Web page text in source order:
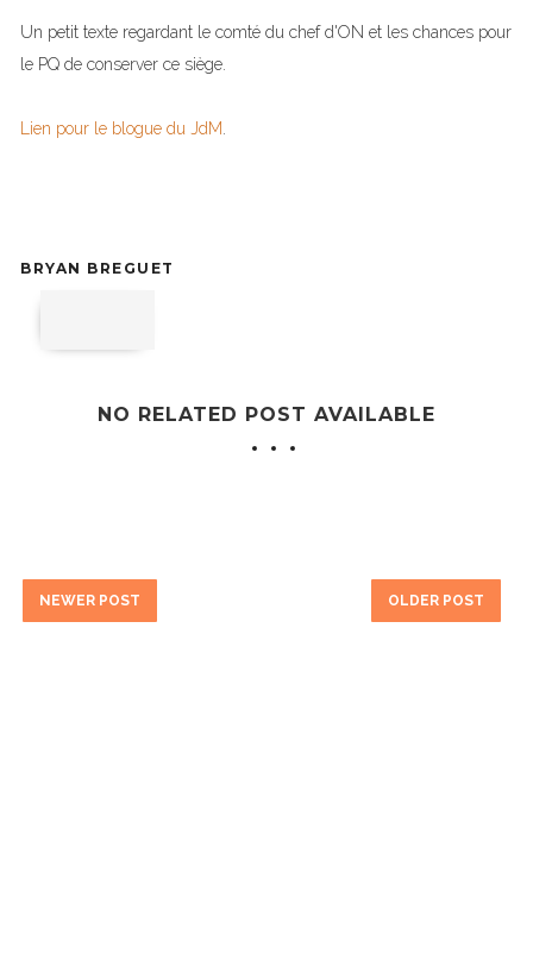
Un petit texte regardant le comté du chef d'ON et les chances pour
le PQ de conserver ce siège.
Lien pour le blogue du JdM
BRYAN BREGUET
NO RELATED POST AVAILABLE
NEWER POST OLDER POST